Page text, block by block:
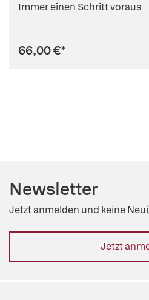
Immer einen Schritt voraus
66,00 €*
Newsletter
Jetzt anmelden und keine
Jetzt